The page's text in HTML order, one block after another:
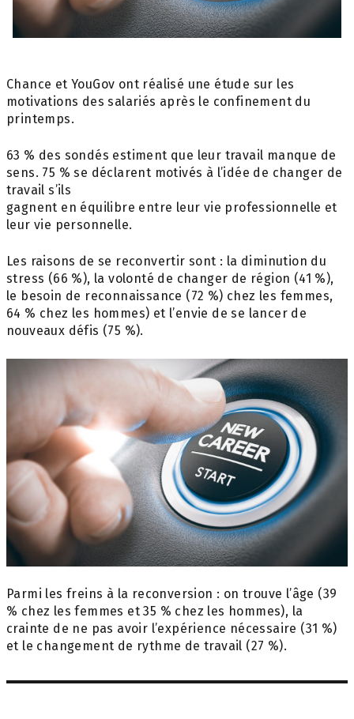
Chance et YouGov ont réalisé une étude sur les
motivations des salariés après le confinement du
printemps.
63 % des sondés estiment que leur travail manque de
sens. 75 % se déclarent motivés à l’idée de changer de
travail s’ils
gagnent en équilibre entre leur vie professionnelle et
leur vie personnelle.
Les raisons de se reconvertir sont : la diminution du
stress (66 %), la volonté de changer de région (41 %),
le besoin de reconnaissance (72 %) chez les femmes,
64 % chez les hommes) et l’envie de se lancer de
nouveaux défis (75 %).
Parmi les freins à la reconversion : on trouve l’âge (39
% chez les femmes et 35 % chez les hommes), la
crainte de ne pas avoir l’expérience nécessaire (31 %)
et le changement de rythme de travail (27 %).